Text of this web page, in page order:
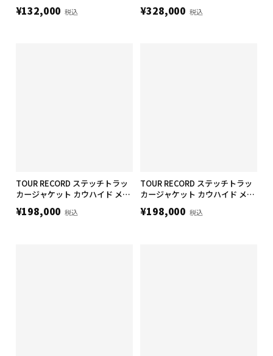
¥132,000 税込 ¥328,000 税込
TOUR RECORD ステッチトラッ
カージャケット カウハイド メン
ズ Lサイズ
¥198,000 税込
TOUR RECORD ステッチトラッ
カージャケット カウハイド メン
ズ Mサイズ
¥198,000 税込